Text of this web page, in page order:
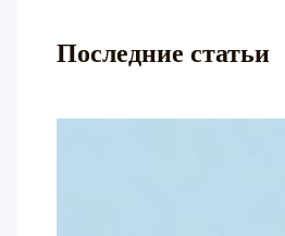
Последние статьи